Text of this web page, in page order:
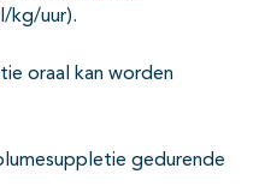
kg/uur).
oraal kan worden
gedurende